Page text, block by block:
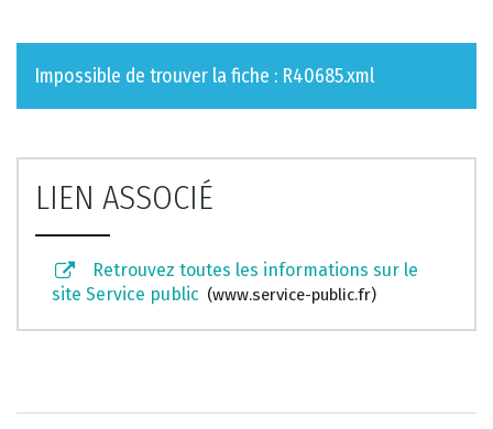
Impossible de trouver la fiche : R40685.xml
LIEN ASSOCIÉ
Retrouvez toutes les informations sur le
site Service public
www.service-public.fr